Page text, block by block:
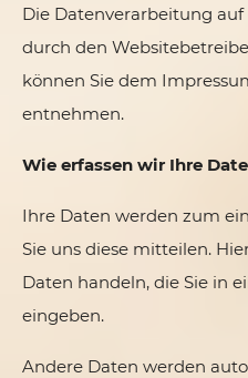
Die Datenverarbeitung
durch den
können Sie dem
entnehmen.
Wie erfassen wir Ihre
Ihre Daten werden zum
Sie uns diese mitteilen.
Daten handeln, die Sie in
eingeben.
Andere Daten werden